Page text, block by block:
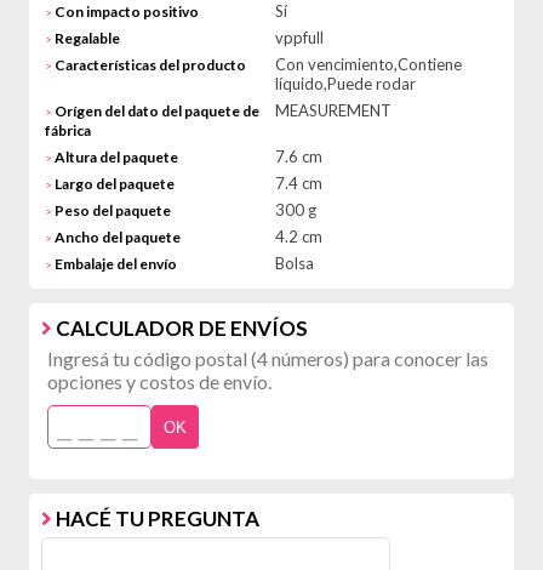
> Con impacto positivo Sí
> Regalable vppfull
> Características del producto
Con vencimiento,Contiene
líquido,Puede rodar
> Orígen del dato del paquete de
fábrica
MEASUREMENT
> Altura del paquete 7.6 cm
> Largo del paquete 7.4 cm
> Peso del paquete 300 g
> Ancho del paquete 4.2 cm
> Embalaje del envío Bolsa
CALCULADOR DE ENVÍOS
Ingresá tu código postal (4 números) para conocer las
opciones y costos de envío.
OK
HACÉ TU PREGUNTA